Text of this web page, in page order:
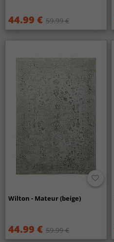
44.99 € 59.99 €
Wilton - Mateur (beige)
44.99 € 59.99 €